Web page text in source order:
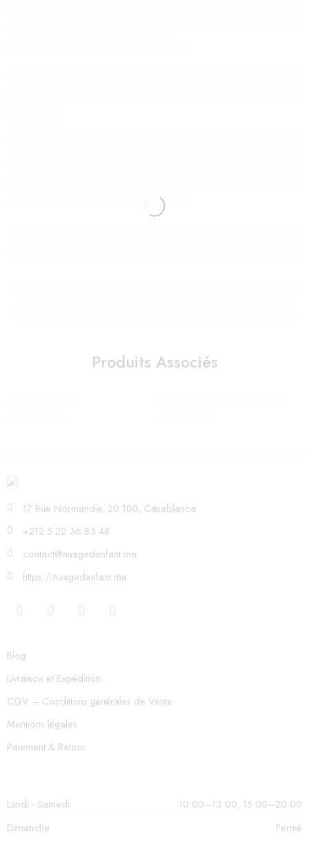
Produits Associés
17 Rue Normandie, 20 100, Casablanca
+212 5 22 36 83 48
contact@nuagedenfant.ma
https://nuagedenfant.ma
Blog
Livraison et Expédition
CGV – Conditions générales de Vente
Mentions légales
Paiement & Retour
Lundi - Samedi
10:00–13:00, 15:00–20:00
Dimanche
Fermé